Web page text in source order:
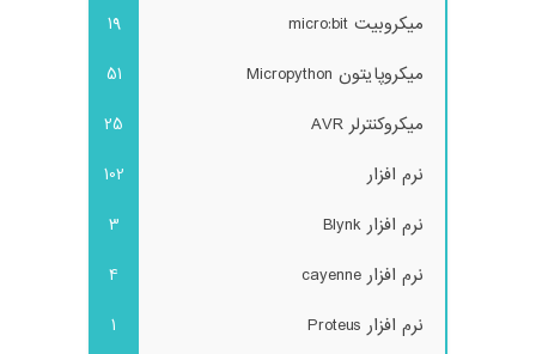
میکروبیت micro:bit
19
میکروپایتون Micropython
51
میکروکنترلر AVR
25
نرم افزار
102
نرم افزار Blynk
3
نرم افزار cayenne
4
نرم افزار Proteus
1